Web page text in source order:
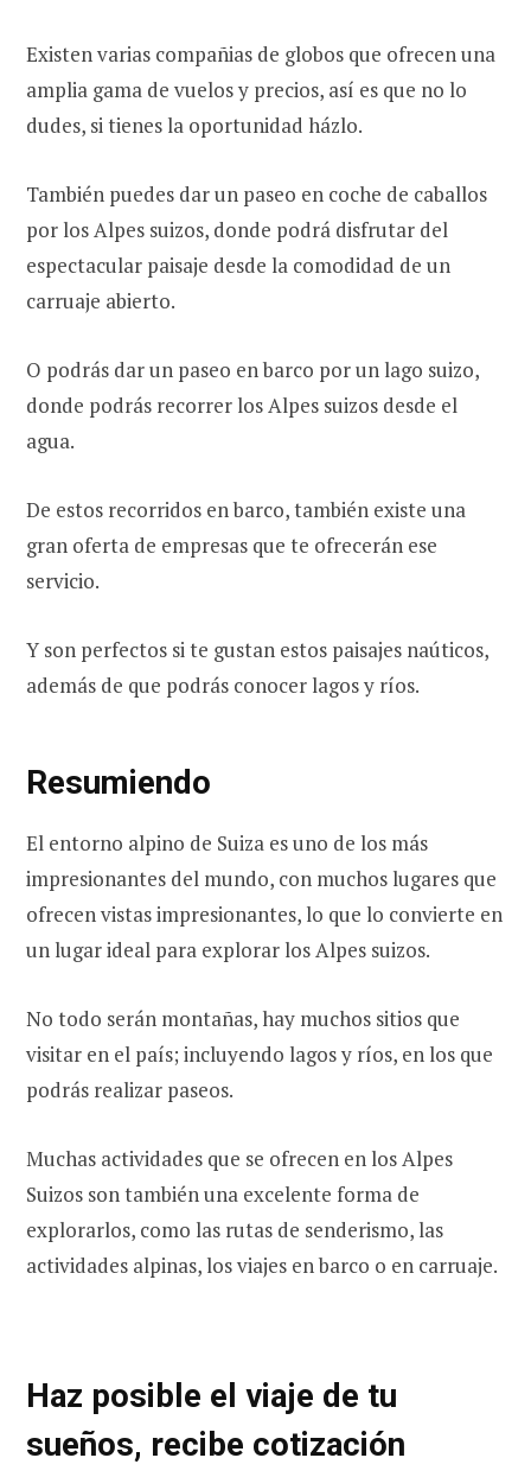
Existen varias compañias de globos que ofrecen una
amplia gama de vuelos y precios, así es que no lo
dudes, si tienes la oportunidad házlo.
También puedes dar un paseo en coche de caballos
por los Alpes suizos, donde podrá disfrutar del
espectacular paisaje desde la comodidad de un
carruaje abierto.
O podrás dar un paseo en barco por un lago suizo,
donde podrás recorrer los Alpes suizos desde el
agua.
De estos recorridos en barco, también existe una
gran oferta de empresas que te ofrecerán ese
servicio.
Y son perfectos si te gustan estos paisajes naúticos,
además de que podrás conocer lagos y ríos.
Resumiendo
El entorno alpino de Suiza es uno de los más
impresionantes del mundo, con muchos lugares que
ofrecen vistas impresionantes, lo que lo convierte en
un lugar ideal para explorar los Alpes suizos.
No todo serán montañas, hay muchos sitios que
visitar en el país; incluyendo lagos y ríos, en los que
podrás realizar paseos.
Muchas actividades que se ofrecen en los Alpes
Suizos son también una excelente forma de
explorarlos, como las rutas de senderismo, las
actividades alpinas, los viajes en barco o en carruaje.
Haz posible el viaje de tu
sueños, recibe cotización